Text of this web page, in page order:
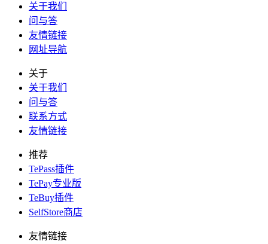
关于我们
问与答
友情链接
网址导航
关于
关于我们
问与答
联系方式
友情链接
推荐
TePass插件
TePay专业版
TeBuy插件
SelfStore商店
友情链接